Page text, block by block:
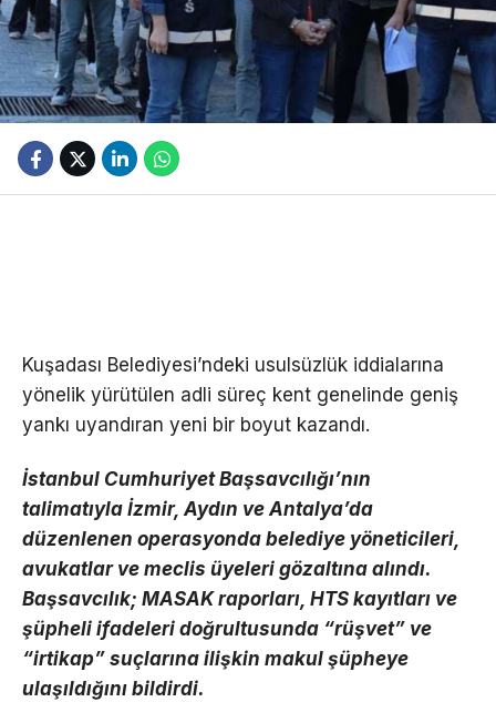
Kuşadası Belediyesi’ndeki usulsüzlük iddialarına
yönelik yürütülen adli süreç kent genelinde geniş
yankı uyandıran yeni bir boyut kazandı.
İstanbul Cumhuriyet Başsavcılığı’nın
talimatıyla İzmir, Aydın ve Antalya’da
düzenlenen operasyonda belediye yöneticileri,
avukatlar ve meclis üyeleri gözaltına alındı.
Başsavcılık; MASAK raporları, HTS kayıtları ve
şüpheli ifadeleri doğrultusunda “rüşvet” ve
“irtikap” suçlarına ilişkin makul şüpheye
ulaşıldığını bildirdi.